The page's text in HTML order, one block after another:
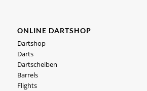
ONLINE DARTSHOP
Dartshop
Darts
Dartscheiben
Barrels
Flights